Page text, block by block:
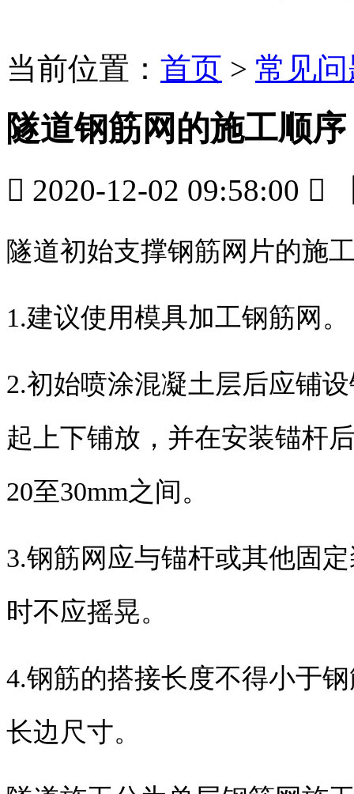
当前位置： 首页 > 常见
隧道钢筋网的施工顺序
 2020-12-02 09:58:00 
隧道初始支撑钢筋网片的施
1.建议使用模具加工钢筋网。
2.初始喷涂混凝土层后应铺
起上下铺放，并在安装锚杆
20至30mm之间。
3.钢筋网应与锚杆或其他固
时不应摇晃。
4.钢筋的搭接长度不得小于
长边尺寸。